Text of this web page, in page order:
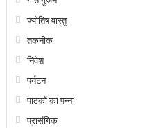
ज्योतिष वास्तु
तकनीक
निवेश
पर्यटन
पाठकों का पन्ना
प्रासंगिक